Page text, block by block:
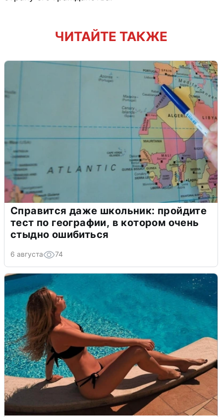
ЧИТАЙТЕ ТАКЖЕ
Справится даже школьник: пройдите
тест по географии, в котором очень
стыдно ошибиться
6 августа 74